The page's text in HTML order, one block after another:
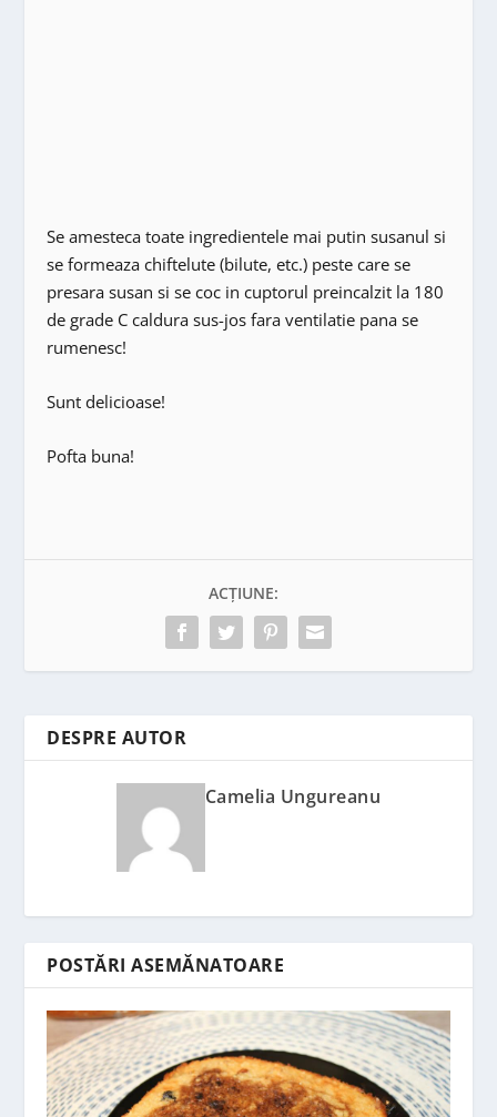
Se amesteca toate ingredientele mai putin susanul si
se formeaza chiftelute (bilute, etc.) peste care se
presara susan si se coc in cuptorul preincalzit la 180
de grade C caldura sus-jos fara ventilatie pana se
rumenesc!
Sunt delicioase!
Pofta buna!
ACȚIUNE:
DESPRE AUTOR
Camelia Ungureanu
POSTĂRI ASEMĂNATOARE